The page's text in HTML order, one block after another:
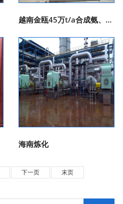
越南金瓯45万t/a合成氨、80万t/a尿素工程项目
海南炼化
下一页 末页